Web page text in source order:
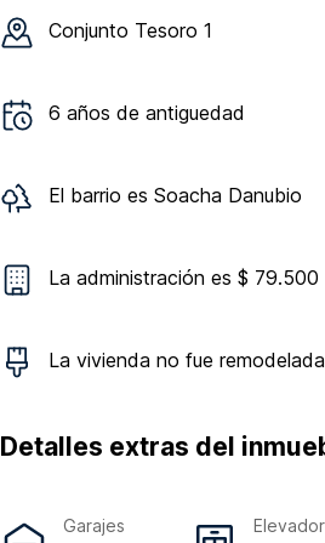
Conjunto Tesoro 1
6 años de antiguedad
El barrio es Soacha Danubio
La administración es $ 79.500
La vivienda no fue remodelada
Detalles extras del
Garajes